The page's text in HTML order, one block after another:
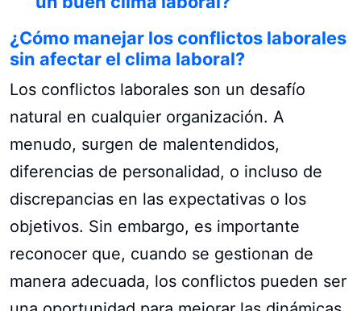
¿Cómo manejar los conflictos laborales
sin afectar el clima laboral?
Los conflictos laborales son un desafío
natural en cualquier organización. A
menudo, surgen de malentendidos,
diferencias de personalidad, o incluso de
discrepancias en las expectativas o los
objetivos. Sin embargo, es importante
reconocer que, cuando se gestionan de
manera adecuada, los conflictos pueden ser